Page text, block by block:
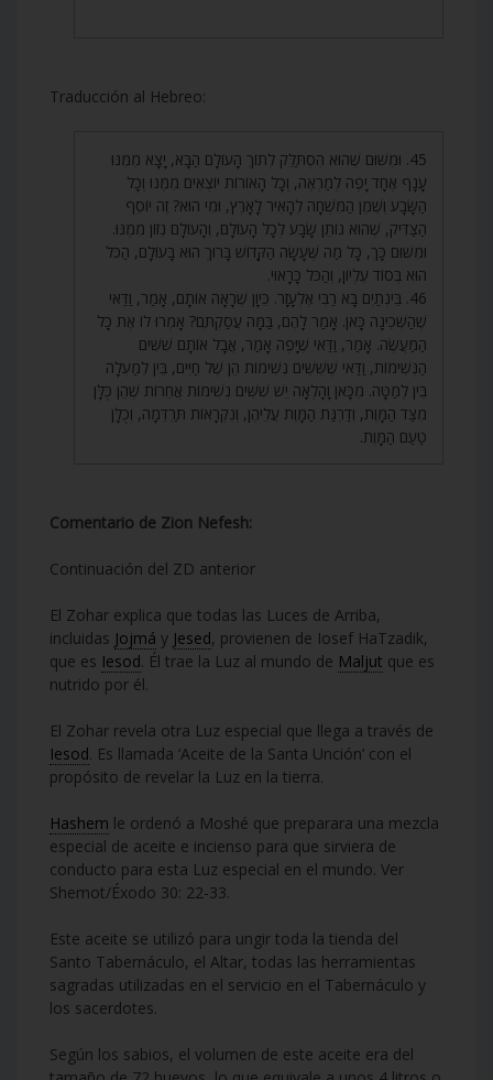
Traducción al Hebreo:
45. וּמִשּׁוּם שֶׁהוּא הִסְתַּלֵּק לְתוֹךְ הָעוֹלָם הַבָּא, יָצָא מִמֶּנּוּ
עָנָף אֶחָד יָפֶה לְמַרְאֶה, וְכָל הָאוֹרוֹת יוֹצְאִים מִמֶּנּוּ וְכָל
הַשָּׂבָע וְשֶׁמֶן הַמִּשְׁחָה לְהָאִיר לָאָרֶץ, וּמִי הוּא? זֶה יוֹסֵף
הַצַּדִּיק, שֶׁהוא נוֹתֵן שָׂבָע לְכָל הָעוֹלָם, וְהָעוֹלָם נִזּוֹן מִמֶּנּוּ.
וּמִשּׁוּם כָּךְ, כָּל מַה שֶּׁעָשָׂה הַקָּדוֹשׁ בָּרוּךְ הוּא בָּעוֹלָם, הַכֹּל
הוּא בְּסוֹד עֶלְיוֹן, וְהַכֹּל כָּרָאוּי.
46. בֵּינְתַיִם בָּא רַבִּי אֶלְעָזָר. כֵּיוָן שֶׁרָאָה אוֹתָם, אָמַר, וַדַּאי
שֶׁהַשְּׁכִינָה כָּאן. אָמַר לָהֶם, בַּמָּה עֲסַקְתֶּם? אָמְרוּ לוֹ אֶת כָּל
הַמַּעֲשֶׂה. אָמַר, וַדַּאי שֶׁיָּפֶה אָמַר, אֲבָל אוֹתָם שִׁשִּׁים
הַנְּשִׁימוֹת, וַדַּאי שֶׁשִּׁשִּׁים נְשִׁימוֹת הֵן שֶׁל חַיִּים, בֵּין לְמַעְלָה
בֵּין לְמַטָּה. מִכָּאן וָהָלְאָה יֵשׁ שִׁשִּׁים נְשִׁימוֹת אֲחֵרוֹת שֶׁהֵן כֻּלָּן
מִצַּד הַמָּוֶת, וְדַרְגַּת הַמָּוֶת עֲלֵיהֶן, וְנִקְרָאוֹת תַּרְדֵּמָה, וְכֻלָּן
טַעַם הַמָּוֶת.
Comentario de Zion Nefesh:
Continuación del ZD anterior
El Zohar explica que todas las Luces de Arriba,
incluidas Jojmá y Jesed, provienen de Iosef HaTzadik,
que es Iesod. Él trae la Luz al mundo de Maljut que es
nutrido por él.
El Zohar revela otra Luz especial que llega a través de
Iesod. Es llamada ‘Aceite de la Santa Unción’ con el
propósito de revelar la Luz en la tierra.
Hashem le ordenó a Moshé que preparara una mezcla
especial de aceite e incienso para que sirviera de
conducto para esta Luz especial en el mundo. Ver
Shemot/Éxodo 30: 22-33.
Este aceite se utilizó para ungir toda la tienda del
Santo Tabernáculo, el Altar, todas las herramientas
sagradas utilizadas en el servicio en el Tabernáculo y
los sacerdotes.
Según los sabios, el volumen de este aceite era del